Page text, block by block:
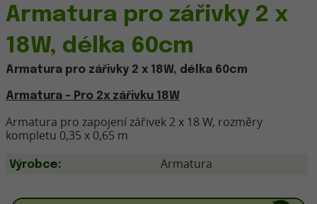
Armatura pro zářivky 2 x
18W, délka 60cm
Armatura pro zářivky 2 x 18W, délka 60cm
Armatura - Pro 2x zářivku 18W
Armatura pro zapojení zářivek 2 x 18 W, rozměry
kompletu 0,35 x 0,65 m
Výrobce: Armatura